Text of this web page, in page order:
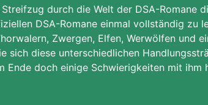
durch die Welt der DSA-Romane
DSA-Romane einmal vollständig zu
Zwergen, Elfen, Werwölfen und
sich diese unterschiedlichen
Ende doch einige Schwierigkeiten mit